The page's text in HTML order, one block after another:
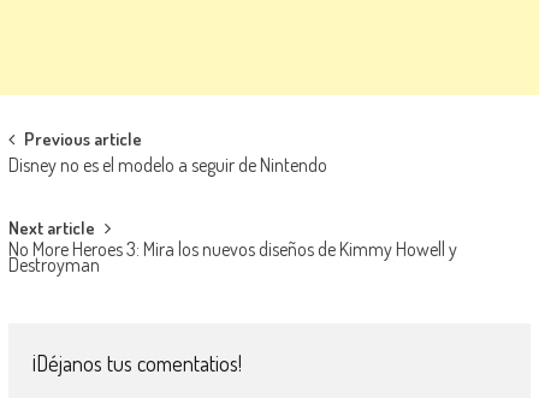
Navegación de entradas
Previous article
Disney no es el modelo a seguir de Nintendo
Next article
No More Heroes 3: Mira los nuevos diseños de Kimmy Howell y
Destroyman
¡Déjanos tus comentatios!